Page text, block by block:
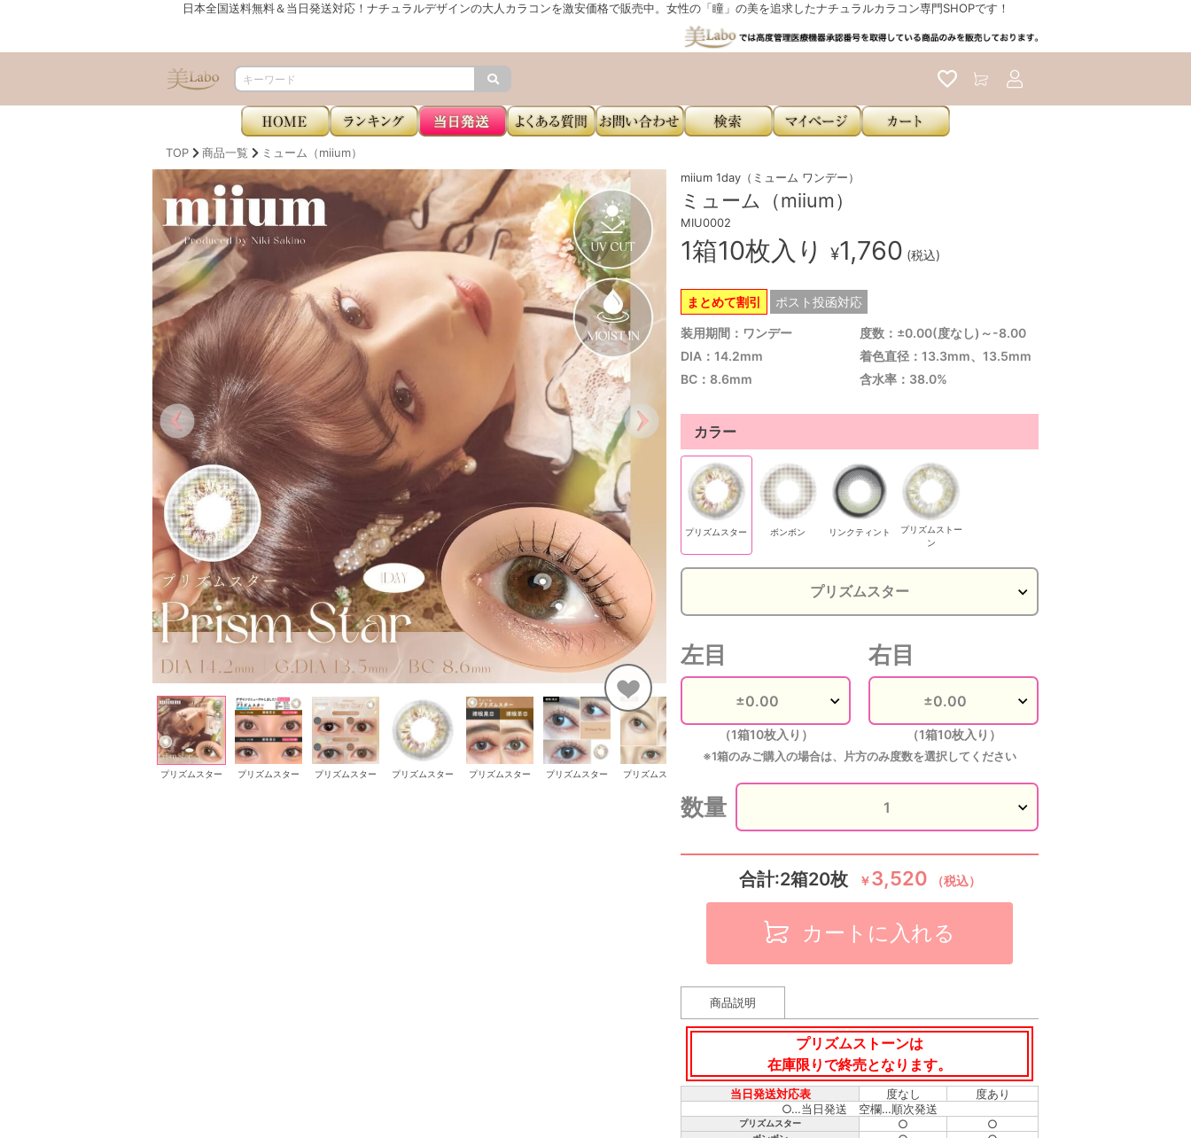
日本全国送料無料＆当日発送対応！ナチュラルデザインの大人カラコンを激安価格で販売中。女性の「瞳」の美を追求したナチュラルカラコン専門SHOPです！
TOP 商品一覧 ミューム（miium）
プリズムスター プリズムスター プリズムスター プリズムスター プリズムスター プリズムスター プリズムスター
miium 1day（ミューム ワンデー）
ミューム（miium）
MIU0002
1箱10枚入り ¥1,760 (税込)
まとめて割引 ポスト投函対応
装用期間：ワンデー
度数：±0.00(度なし)～-8.00
DIA：14.2mm
着色直径：13.3mm、13.5mm
BC：8.6mm
含水率：38.0%
カラー
プリズムスター ボンボン リンクティント
プリズムストー
ン
左目
（1箱10枚入り）
右目
（1箱10枚入り）
※1箱のみご購入の場合は、片方のみ度数を選択してください
数量
合計:2箱20枚 ￥3,520 （税込）
カートに入れる
商品説明
プリズムストーンは
在庫限りで終売となります。
当日発送対応表 度なし
度あり
○…当日発送 空欄…順次発送
プリズムスター ○ ○